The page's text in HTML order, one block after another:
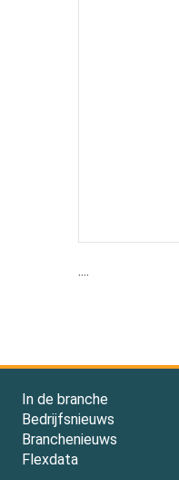
....
In de branche
Bedrijfsnieuws
Branchenieuws
Flexdata